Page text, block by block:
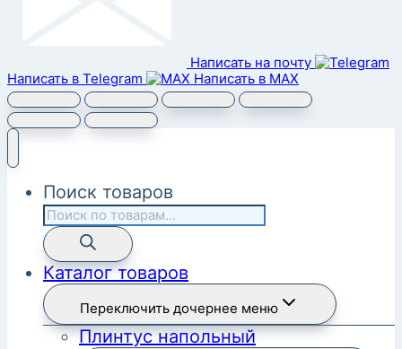
Написать на почту
Написать в Telegram
Написать в MAX
Поиск товаров
Каталог товаров
Переключить дочернее меню
Плинтус напольный